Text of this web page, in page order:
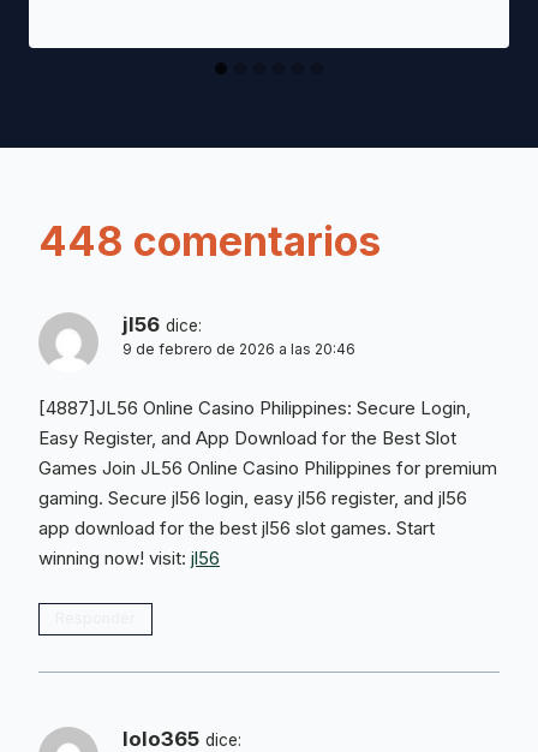
448 comentarios
jl56 dice:
9 de febrero de 2026 a las 20:46
[4887]JL56 Online Casino Philippines: Secure Login,
Easy Register, and App Download for the Best Slot
Games Join JL56 Online Casino Philippines for premium
gaming. Secure jl56 login, easy jl56 register, and jl56
app download for the best jl56 slot games. Start
winning now! visit: jl56
lolo365 dice: